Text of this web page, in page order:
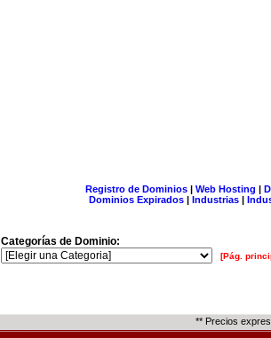
Registro de Dominios| Web Hosting |
Dominios Expirados | Industrias |
Categorías de Dominio:
[Pág.
** Precios